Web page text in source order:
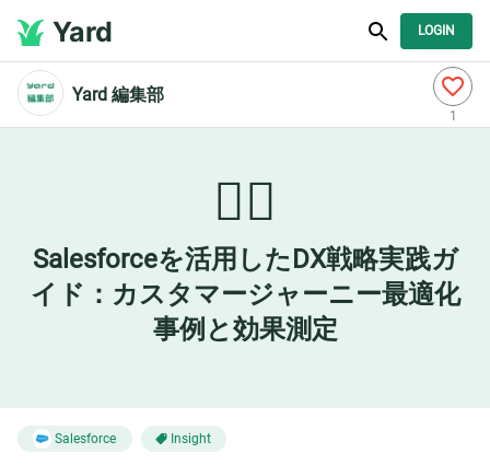
Yard LOGIN
Yard 編集部
1
💁‍♀️
Salesforceを活用したDX戦略実践ガ
イド：カスタマージャーニー最適化
事例と効果測定
Salesforce Insight